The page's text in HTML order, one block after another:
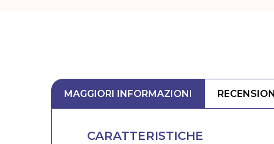
MAGGIORI INFORMAZIONI RECENSIONI
CARATTERISTICHE